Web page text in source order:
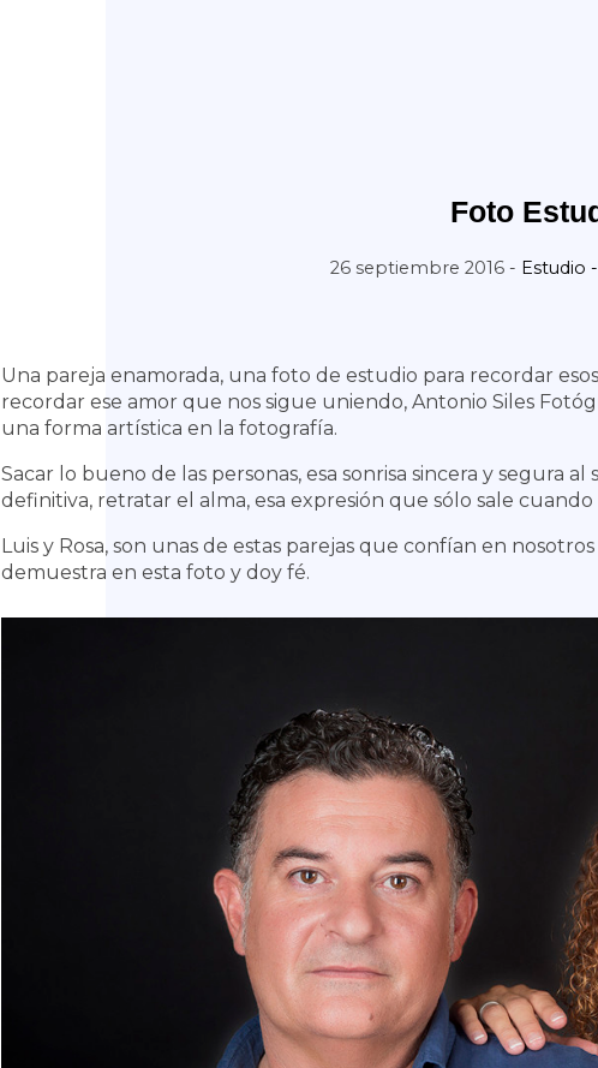
Foto
26 septiembre 2016 - Estudio
Una pareja enamorada, una foto de estudio para recordar
recordar ese amor que nos sigue uniendo, Antonio Siles
una forma artística en la fotografía.
Sacar lo bueno de las personas, esa sonrisa sincera y segura
definitiva, retratar el alma, esa expresión que sólo sale
Luis y Rosa, son unas de estas parejas que confían en
demuestra en esta foto y doy fé.